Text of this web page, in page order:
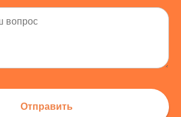
Отправить